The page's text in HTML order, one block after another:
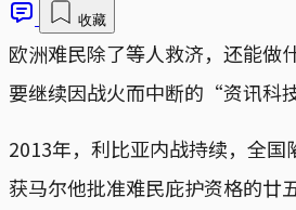
收藏
欧洲难民除了等人救济，还能做
要继续因战火而中断的“资讯科
2013年，利比亚内战持续，全国
获马尔他批准难民庇护资格的廿